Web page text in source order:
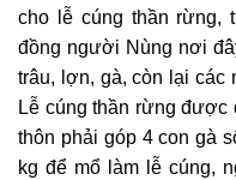
cho lễ cúng thần rừng,
đồng người Nùng nơi
trâu, lợn, gà, còn lại các
Lễ cúng thần rừng được
thôn phải góp 4 con gà
kg để mổ làm lễ cúng,